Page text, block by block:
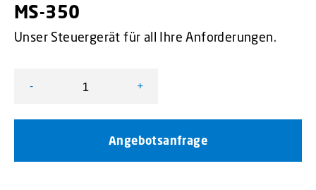
MS-350
Unser Steuergerät für all Ihre Anforderungen.
-
MS-350 Menge
+
Angebotsanfrage